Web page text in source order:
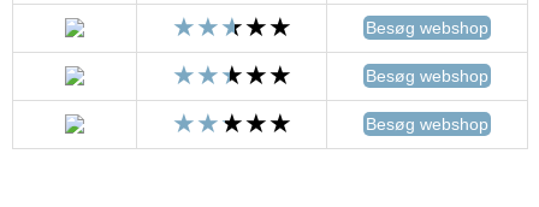
Besøg webshop
Besøg webshop
Besøg webshop